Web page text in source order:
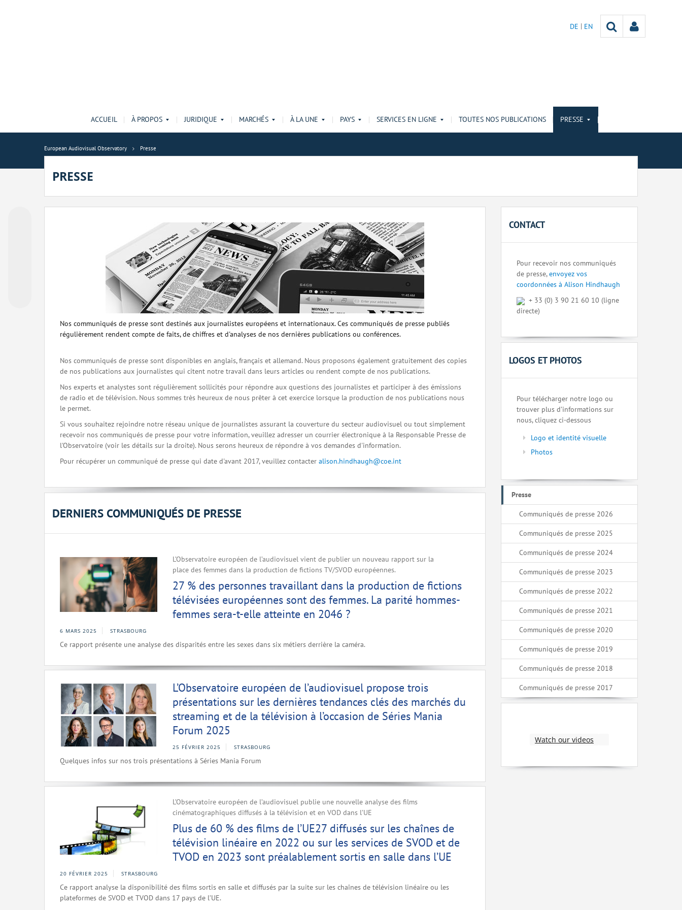
DE EN
ACCUEIL À PROPOS JURIDIQUE MARCHÉS À LA UNE PAYS SERVICES EN LIGNE TOUTES NOS PUBLICATIONS PRESSE
European Audiovisual Observatory Presse
PRESSE
Nos communiqués de presse sont destinés aux journalistes européens et internationaux. Ces communiqués de presse publiés
régulièrement rendent compte de faits, de chiffres et d'analyses de nos dernières publications ou conférences.
Nos communiqués de presse sont disponibles en anglais, français et allemand. Nous proposons également gratuitement des copies
de nos publications aux journalistes qui citent notre travail dans leurs articles ou rendent compte de nos publications.
Nos experts et analystes sont régulièrement sollicités pour répondre aux questions des journalistes et participer à des émissions
de radio et de télévision. Nous sommes très heureux de nous prêter à cet exercice lorsque la production de nos publications nous
le permet.
Si vous souhaitez rejoindre notre réseau unique de journalistes assurant la couverture du secteur audiovisuel ou tout simplement
recevoir nos communiqués de presse pour votre information, veuillez adresser un courrier électronique à la Responsable Presse de
l'Observatoire (voir les détails sur la droite). Nous serons heureux de répondre à vos demandes d'information.
Pour récupérer un communiqué de presse qui date d'avant 2017, veuillez contacter alison.hindhaugh@coe.int
DERNIERS COMMUNIQUÉS DE PRESSE
L’Observatoire européen de l’audiovisuel vient de publier un nouveau rapport sur la
place des femmes dans la production de fictions TV/SVOD européennes.
27 % des personnes travaillant dans la production de fictions
télévisées européennes sont des femmes. La parité hommes-
femmes sera-t-elle atteinte en 2046 ?
6 MARS 2025 STRASBOURG
Ce rapport présente une analyse des disparités entre les sexes dans six métiers derrière la caméra.
L’Observatoire européen de l’audiovisuel propose trois
présentations sur les dernières tendances clés des marchés du
streaming et de la télévision à l’occasion de Séries Mania
Forum 2025
25 FÉVRIER 2025 STRASBOURG
Quelques infos sur nos trois présentations à Séries Mania Forum
L’Observatoire européen de l’audiovisuel publie une nouvelle analyse des films
cinématographiques diffusés à la télévision et en VOD dans l’UE
Plus de 60 % des films de l’UE27 diffusés sur les chaînes de
télévision linéaire en 2022 ou sur les services de SVOD et de
TVOD en 2023 sont préalablement sortis en salle dans l’UE
20 FÉVRIER 2025 STRASBOURG
Ce rapport analyse la disponibilité des films sortis en salle et diffusés par la suite sur les chaînes de télévision linéaire ou les
plateformes de SVOD et TVOD dans 17 pays de l’UE.
CONTACT
Pour recevoir nos communiqués
de presse,envoyez vos
coordonnées à Alison Hindhaugh
+ 33 (0) 3 90 21 60 10 (ligne
directe)
LOGOS ET PHOTOS
Pour télécharger notre logo ou
trouver plus d’informations sur
nous, cliquez ci-dessous
Logo et identité visuelle
Photos
Presse
Communiqués de presse 2026
Communiqués de presse 2025
Communiqués de presse 2024
Communiqués de presse 2023
Communiqués de presse 2022
Communiqués de presse 2021
Communiqués de presse 2020
Communiqués de presse 2019
Communiqués de presse 2018
Communiqués de presse 2017
Watch our videos